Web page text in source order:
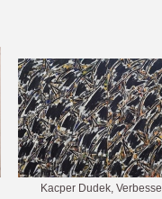
Kacper Dudek,